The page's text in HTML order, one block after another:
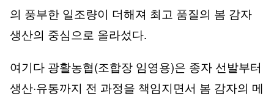
의 풍부한 일조량이 더해져 최고 품질의 봄 감자
생산의 중심으로 올라섰다.
여기다 광활농협(조합장 임영용)은 종자 선발부터
생산·유통까지 전 과정을 책임지면서 봄 감자의 메